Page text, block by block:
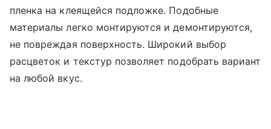
пленка на клеящейся подложке. Подобные
материалы легко монтируются и демонтируются,
не повреждая поверхность. Широкий выбор
расцветок и текстур позволяет подобрать вариант
на любой вкус.